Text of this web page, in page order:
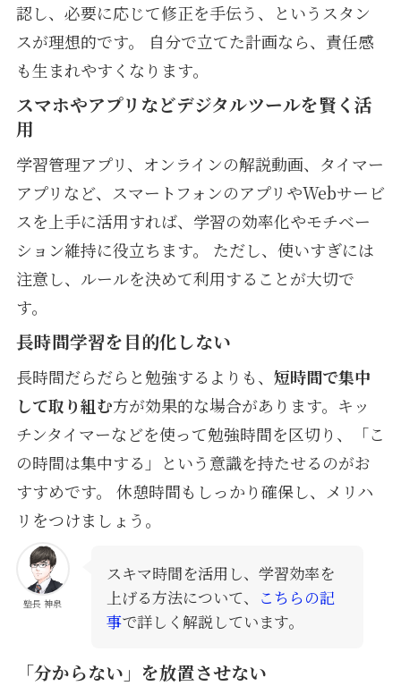
認し、必要に応じて修正を手伝う、というスタン
スが理想的です。 自分で立てた計画なら、責任感
も生まれやすくなります。
スマホやアプリなどデジタルツールを賢く活
用
学習管理アプリ、オンラインの解説動画、タイマー
アプリなど、スマートフォンのアプリやWebサービ
スを上手に活用すれば、学習の効率化やモチベー
ション維持に役立ちます。 ただし、使いすぎには
注意し、ルールを決めて利用することが大切で
す。
長時間学習を目的化しない
長時間だらだらと勉強するよりも、 短時間で集中
して取り組む方が効果的な場合があります。キッ
チンタイマーなどを使って勉強時間を区切り、「こ
の時間は集中する」という意識を持たせるのがお
すすめです。 休憩時間もしっかり確保し、メリハ
リをつけましょう。
塾長 神泉
スキマ時間を活用し、学習効率を
上げる方法について、
こちらの記
事で詳しく解説しています。
「分からない」を放置させない